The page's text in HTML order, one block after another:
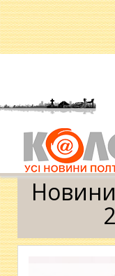
Головна »
Календар